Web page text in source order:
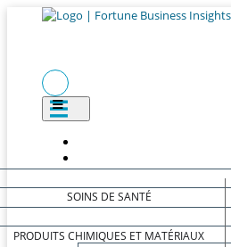
SOINS DE SANTÉ
PRODUITS CHIMIQUES ET MATÉRIAUX